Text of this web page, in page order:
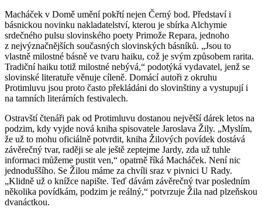
Macháček v Domě umění pokřtí nejen Černý bod. Představí i
básnickou novinku nakladatelství, kterou je sbírka Alchymie
srdečného pulsu slovinského poety Primože Repara, jednoho
z nejvýznačnějších současných slovinských básníků. „Jsou to
vlastně milostné básně ve tvaru haiku, což je svým způsobem rarita.
Tradiční haiku totiž milostné nebývá,“ podotýká vydavatel, jenž se
slovinské literatuře věnuje cíleně. Domácí autoři z okruhu
Protimluvu jsou proto často překládáni do slovinštiny a vystupují i
na tamních literárních festivalech.
Ostravští čtenáři pak od Protimluvu dostanou největší dárek letos na
podzim, kdy vyjde nová kniha spisovatele Jaroslava Žily. „Myslím,
že už to mohu oficiálně potvrdit, kniha Žilových povídek dostává
závěrečný tvar, raději se ale ještě zeptejme Jardy, zda už tuhle
informaci můžeme pustit ven,“ opatrně říká Macháček. Není nic
jednoduššího. Se Žilou máme za chvíli sraz v pivnici U Rady.
„Klidně už o knížce napište. Teď dávám závěrečný tvar posledním
několika povídkám, podzim je reálný,“ potvrzuje Žila nad plzeňskou
dvanáctkou.